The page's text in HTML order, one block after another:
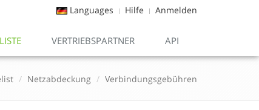
Languages Hilfe Anmelden
VERTRIEBSPARTNER API
Netzabdeckung Verbindungsgebühren